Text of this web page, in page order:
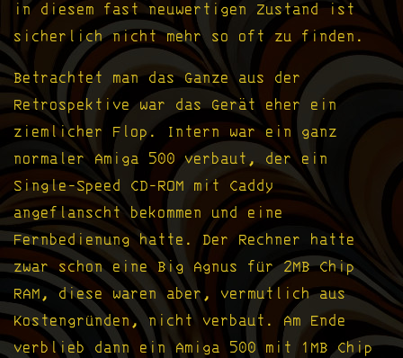
in diesem fast neuwertigen Zustand ist
sicherlich nicht mehr so oft zu finden.
Betrachtet man das Ganze aus der
Retrospektive war das Gerät eher ein
ziemlicher Flop. Intern war ein ganz
normaler Amiga 500 verbaut, der ein
Single-Speed CD-ROM mit Caddy
angeflanscht bekommen und eine
Fernbedienung hatte. Der Rechner hatte
zwar schon eine Big Agnus für 2MB Chip
RAM, diese waren aber, vermutlich aus
Kostengründen, nicht verbaut. Am Ende
verblieb dann ein Amiga 500 mit 1MB Chip